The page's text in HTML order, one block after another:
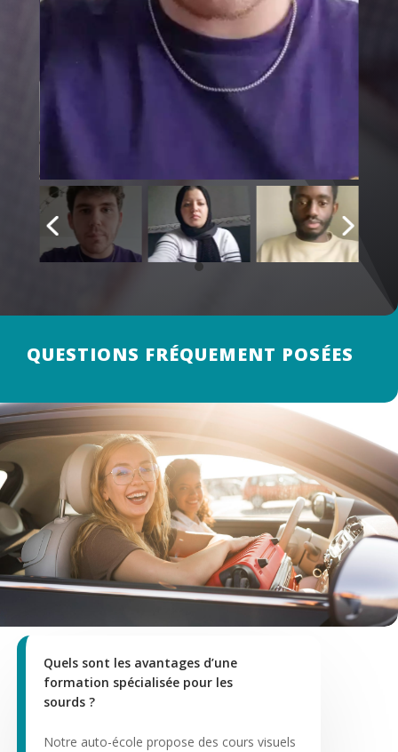
QUESTIONS FRÉQUEMENT POSÉES
Quels sont les avantages d’une
formation spécialisée pour les
sourds ?
Notre auto-école propose des cours visuels